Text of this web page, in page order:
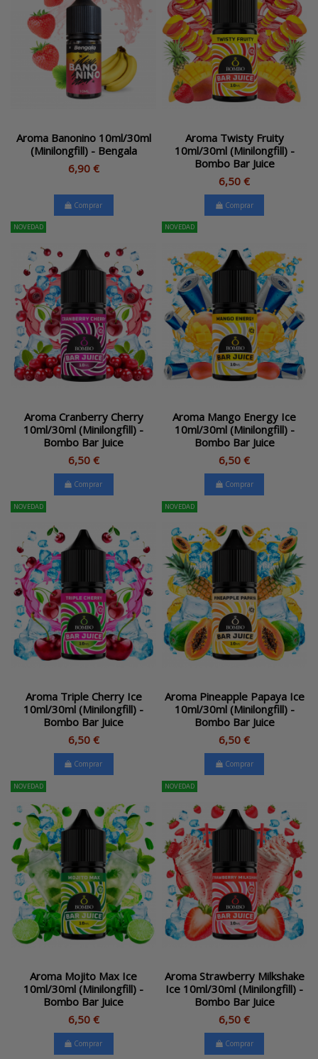
Aroma Banonino 10ml/30ml
(Minilongfill) - Bengala
6,90 €
Comprar
Aroma Twisty Fruity
10ml/30ml (Minilongfill) -
Bombo Bar Juice
6,50 €
Comprar
NOVEDAD
Aroma Cranberry Cherry
10ml/30ml (Minilongfill) -
Bombo Bar Juice
6,50 €
Comprar
NOVEDAD
Aroma Mango Energy Ice
10ml/30ml (Minilongfill) -
Bombo Bar Juice
6,50 €
Comprar
NOVEDAD
Aroma Triple Cherry Ice
10ml/30ml (Minilongfill) -
Bombo Bar Juice
6,50 €
Comprar
NOVEDAD
Aroma Pineapple Papaya Ice
10ml/30ml (Minilongfill) -
Bombo Bar Juice
6,50 €
Comprar
NOVEDAD
Aroma Mojito Max Ice
10ml/30ml (Minilongfill) -
Bombo Bar Juice
6,50 €
Comprar
NOVEDAD
Aroma Strawberry Milkshake
Ice 10ml/30ml (Minilongfill) -
Bombo Bar Juice
6,50 €
Comprar